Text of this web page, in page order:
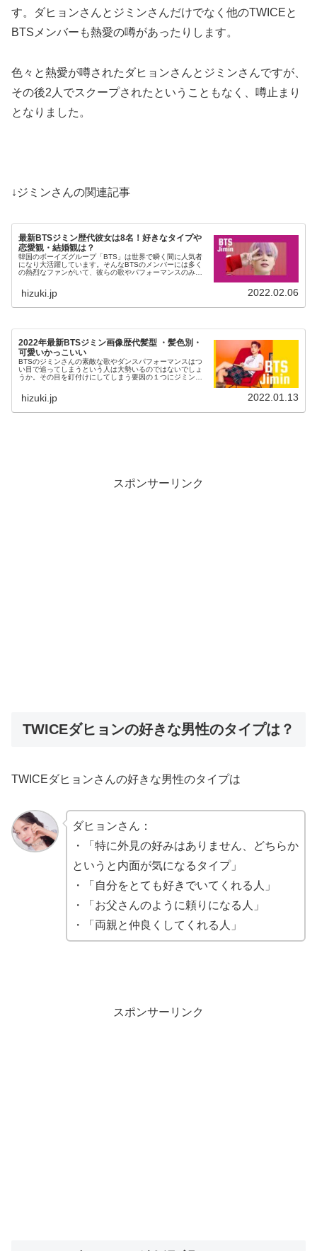
す。ダヒョンさんとジミンさんだけでなく他のTWICEと
BTSメンバーも熱愛の噂があったりします。
色々と熱愛が噂されたダヒョンさんとジミンさんですが、
その後2人でスクープされたということもなく、噂止まり
となりました。
↓ジミンさんの関連記事
最新BTSジミン歴代彼女は8名！好きなタイプや
恋愛観・結婚観は？
韓国のボーイズグループ「BTS」は世界で瞬く間に人気者
になり大活躍しています。そんなBTSのメンバーには多く
の熱烈なファンがいて、彼らの歌やパフォーマンスのみな
hizuki.jp 2022.02.06
2022年最新BTSジミン画像歴代髪型 ・髪色別・
可愛いかっこいい
BTSのジミンさんの素敵な歌やダンスパフォーマンスはつ
い目で追ってしまうという人は大勢いるのではないでしょ
うか。その目を釘付けにしてしまう要因の１つにジミンさ
hizuki.jp 2022.01.13
スポンサーリンク
TWICEダヒョンの好きな男性のタイプは？
TWICEダヒョンさんの好きな男性のタイプは
ダヒョンさん：
・「特に外見の好みはありません、どちらか
というと内面が気になるタイプ」
・「自分をとても好きでいてくれる人」
・「お父さんのように頼りになる人」
・「両親と仲良くしてくれる人」
スポンサーリンク